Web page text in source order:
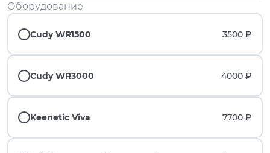
Оборудование
Cudy WR1500 3500 ₽
Cudy WR3000 4000 ₽
Keenetic Viva 7700 ₽